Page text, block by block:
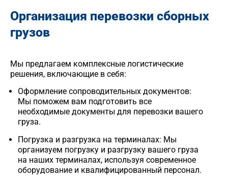
Организация перевозки сборных
грузов
Мы предлагаем комплексные логистические
решения, включающие в себя:
Оформление сопроводительных документов:
Мы поможем вам подготовить все
необходимые документы для перевозки вашего
груза.
Погрузка и разгрузка на терминалах: Мы
организуем погрузку и разгрузку вашего груза
на наших терминалах, используя современное
оборудование и квалифицированный персонал.